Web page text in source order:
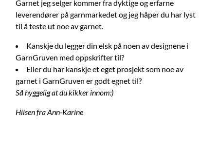
Garnet jeg selger kommer fra dyktige og erfarne
leverendører på garnmarkedet og jeg håper du har lyst
til å teste ut noe av garnet.
Kanskje du legger din elsk på noen av designene i
GarnGruven med oppskrifter til?
Eller du har kanskje et eget prosjekt som noe av
garnet i GarnGruven er godt egnet til?
Så hyggelig at du kikker innom:)
Hilsen fra Ann-Karine